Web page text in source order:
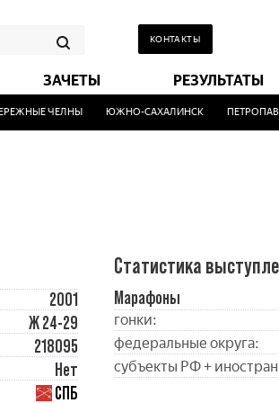
КОНТАКТЫ
ЗАЧЕТЫ РЕЗУЛЬТАТЫ
ЧЕЛНЫ ЮЖНО-САХАЛИНСК
2001
Ж 24-29
218095
Нет
СПБ
Статистика
Марафоны
гонки:
федеральные округа:
субъекты РФ +